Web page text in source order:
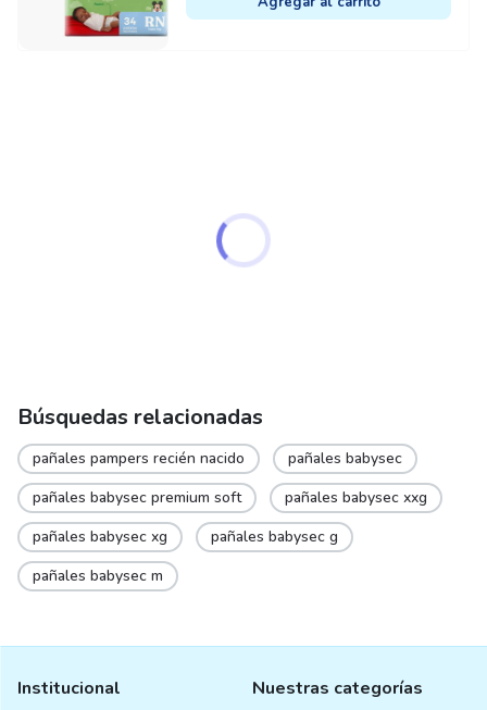
Búsquedas relacionadas
pañales pampers recién nacido
pañales babysec
pañales babysec premium soft
pañales babysec xxg
pañales babysec xg
pañales babysec g
pañales babysec m
Institucional
Nuestras categorías